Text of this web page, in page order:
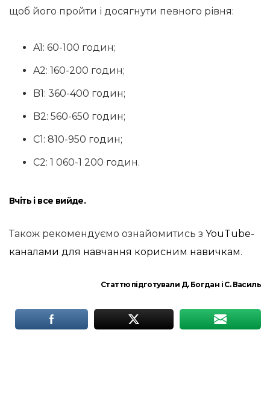
щоб його пройти і досягнути певного рівня:
A1: 60-100 годин;
A2: 160-200 годин;
B1: 360-400 годин;
B2: 560-650 годин;
C1: 810-950 годин;
C2: 1 060-1 200 годин.
Вчіть і все вийде.
Також рекомендуємо ознайомитись з YouTube-
каналами для навчання корисним навичкам.
Статтю підготували Д. Богдан і С. Василь